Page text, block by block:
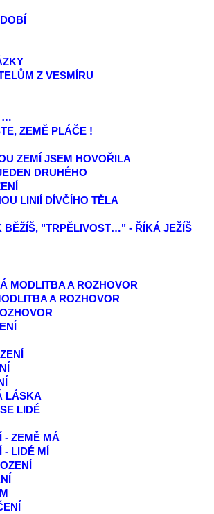
Z VESMÍRU
…
ZEMĚ PLÁČE !
ZEMÍ JSEM HOVOŘILA
DRUHÉHO
LINIÍ DÍVČÍHO TĚLA
BĚŽÍŠ, "TRPĚLIVOST…" - ŘÍKÁ JEŽÍŠ
MODLITBA A ROZHOVOR
A ROZHOVOR
LÁSKA
LIDÉ
- ZEMĚ MÁ
LIDÉ MÍ